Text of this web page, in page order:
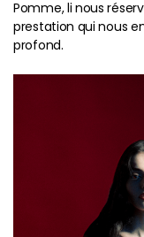
Pomme, li nous
prestation qui nous
profond.